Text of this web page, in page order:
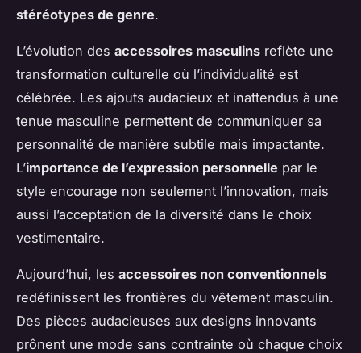
stéréotypes de genre.
L’évolution des accessoires masculins reflète une
transformation culturelle où l’individualité est
célébrée. Les ajouts audacieux et inattendus à une
tenue masculine permettent de communiquer sa
personnalité de manière subtile mais impactante.
L’importance de l’expression personnelle par le
style encourage non seulement l’innovation, mais
aussi l’acceptation de la diversité dans le choix
vestimentaire.
Aujourd’hui, les accessoires non conventionnels
redéfinissent les frontières du vêtement masculin.
Des pièces audacieuses aux designs innovants
prônent une mode sans contrainte où chaque choix